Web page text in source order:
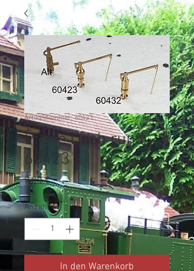
Artikelnummer: 60423
Pfeife Dach rund
60423
9,80 €Preis
Anzahl *
In den Warenkorb